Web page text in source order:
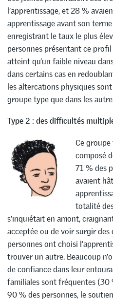
l’apprentissage, et 28 %
apprentissage avant son
enregistrant le taux le plus
personnes présentant ce
atteint qu’un faible niveau
dans certains cas en
les altercations physiques
groupe type que dans les
Type 2 : des difficultés
Ce
composé
71 % des
avaient
totalité
s’inquiétait en amont,
acceptée ou de voir surgir
personnes ont choisi
trouver un autre. Beaucoup
de confiance dans leur
familiales sont fréquentes (30
90 % des personnes, le